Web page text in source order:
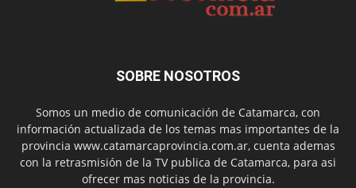
SOBRE NOSOTROS
Somos un medio de comunicación de Catamarca, con
información actualizada de los temas mas importantes de la
provincia www.catamarcaprovincia.com.ar, cuenta ademas
con la retrasmisión de la TV publica de Catamarca, para asi
ofrecer mas noticias de la provincia.